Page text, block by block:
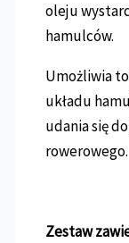
oleju
hamulców.
Umożliwia
układu
udania się
rowerowego.
Zestaw